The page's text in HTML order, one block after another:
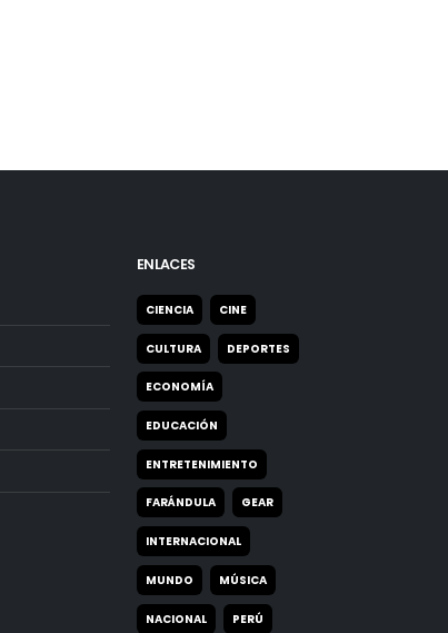
ENLACES
CIENCIA CINE
CULTURA DEPORTES
ECONOMÍA
EDUCACIÓN
ENTRETENIMIENTO
FARÁNDULA GEAR
INTERNACIONAL
MUNDO MÚSICA
NACIONAL PERÚ